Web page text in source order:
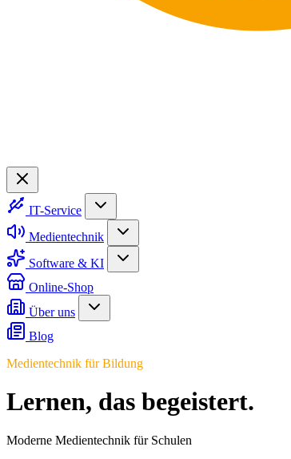
IT-Service
Medientechnik
Software & KI
Online-Shop
Über uns
Blog
Medientechnik für Bildung
Lernen, das begeistert.
Moderne Medientechnik für Schulen